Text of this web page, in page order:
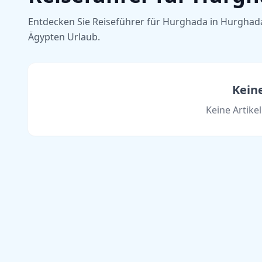
Entdecken Sie Reiseführer für Hurghada in
Ägypten Urlaub.
Keine